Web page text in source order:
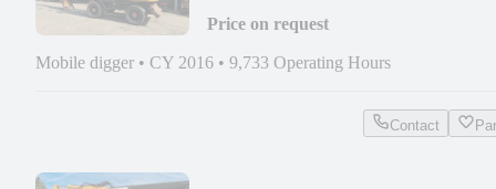
Price on request
Mobile digger • CY 2016 • 9,733 Operating Hours
Contact